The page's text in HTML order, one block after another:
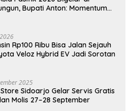
Bupati Anton: Momentum
Rp100 Ribu Bisa Jalan Sejauh
Veloz Hybrid EV Jadi Sorotan
2025
Sidoarjo Gelar Servis Gratis
Molis 27–28 September